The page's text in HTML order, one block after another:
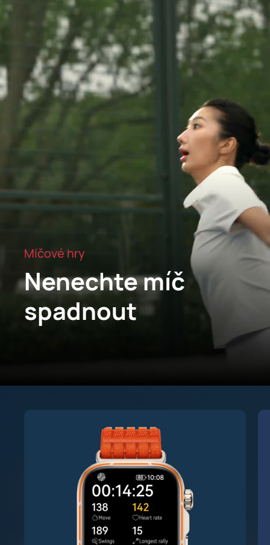
Míčové hry
Nenechte míč
spadnout